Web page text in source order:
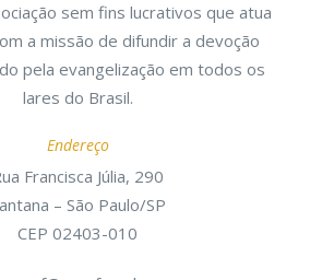
sem fins lucrativos que atua
a missão de difundir a devoção
pela evangelização em todos os
lares do Brasil.
Endereço
Francisca Júlia, 290
– São Paulo/SP
CEP 02403-010